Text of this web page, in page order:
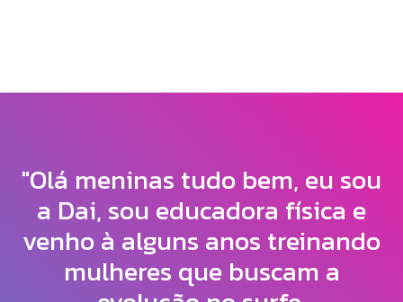
"Olá meninas tudo bem, eu sou
a Dai, sou educadora física e
venho à alguns anos treinando
mulheres que buscam a